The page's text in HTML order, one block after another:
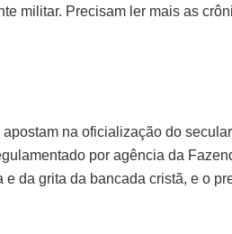
militar. Precisam ler mais as
na oficialização do
por agência da
da grita da bancada cristã, e o